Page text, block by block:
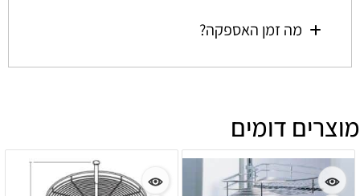
מה זמן האספקה?
מוצרים דומים